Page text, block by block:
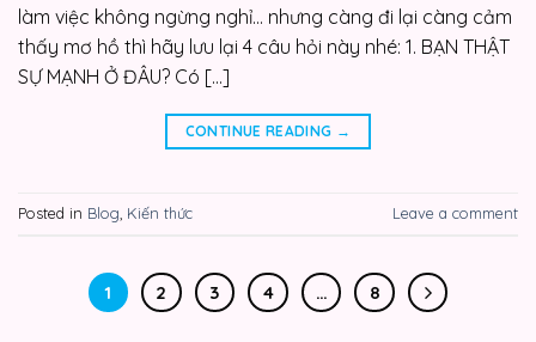
làm việc không ngừng nghỉ… nhưng càng đi lại càng cảm
thấy mơ hồ thì hãy lưu lại 4 câu hỏi này nhé: 1. BẠN THẬT
SỰ MẠNH Ở ĐÂU? Có […]
CONTINUE READING →
Posted in Blog Kiến thức Leave a comment
1 2 3 4 … 8